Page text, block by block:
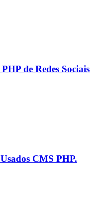
de Redes Sociais
CMS PHP.